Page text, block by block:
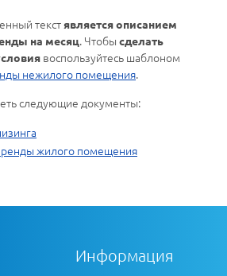
текстявляется описанием
на месяц. Чтобы сделать
воспользуйтесь шаблоном
нежилого помещения.
следующие документы:
жилого помещения
Информация